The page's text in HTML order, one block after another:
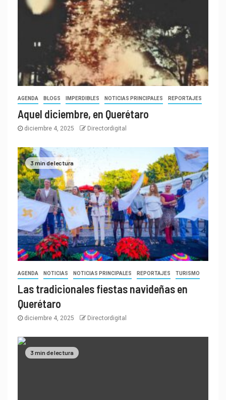
AGENDA BLOGS IMPERDIBLES NOTICIAS PRINCIPALES REPORTAJES
Aquel diciembre, en Querétaro
diciembre 4, 2025 Directordigital
3 min de lectura
AGENDA NOTICIAS NOTICIAS PRINCIPALES REPORTAJES TURISMO
Las tradicionales fiestas navideñas en
Querétaro
diciembre 4, 2025 Directordigital
3 min de lectura